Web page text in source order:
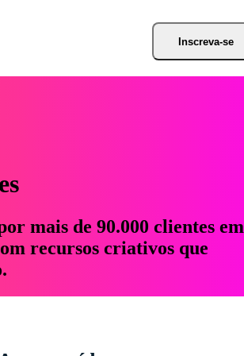
Inscreva-se
mais de 90.000 clientes em
recursos criativos que